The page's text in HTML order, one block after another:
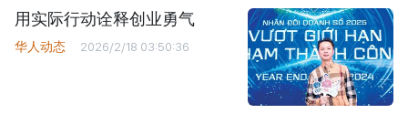
用实际行动诠释创业勇气
华人动态 2026/2/18 03:50:36